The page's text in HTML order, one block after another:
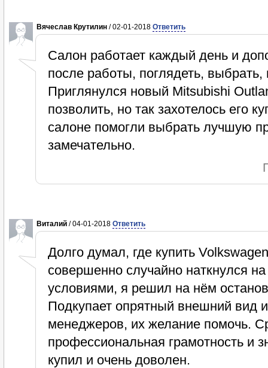
Вячеслав Крутилин / 02-01-2018 Ответить
Салон работает каждый день и
после работы, поглядеть, выбрать,
Приглянулся новый Mitsubishi
позволить, но так захотелось его
салоне помогли выбрать лучшую
замечательно.
Виталий / 04-01-2018 Ответить
Долго думал, где купить
совершенно случайно наткнулся
условиями, я решил на нём
Подкупает опрятный внешний вид
менеджеров, их желание помочь.
профессиональная грамотность и
купил и очень доволен.